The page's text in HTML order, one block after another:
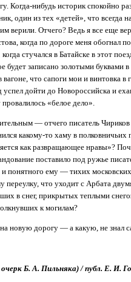
нибудь историк спокойно
один из тех «детей», что всегда
верили. Отчего? Ведь я все еще
когда по дороге меня
стучался в Батайске в этот
будет записано золотыми буквами
вагоне, что сапоги мои и винтовка
дойти до Новороссийска и
«белое дело».
— отчего писатель
какому-то хаму в полковничьих
как развращающее нравы»?
поставило под ружье
понятного ему — тихих
переулку, что уходит с Арбата
в снег, прикрытых теплыми
к могилам?
новую дорогу — а какую, не знал
очерк Б. А. Пильняка) / публ. Е. И.